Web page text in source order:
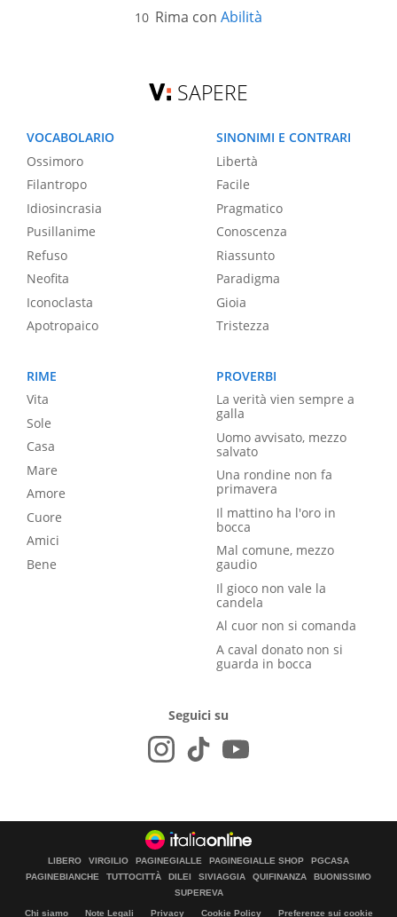
Rima con Abilità
SAPERE
VOCABOLARIO
Ossimoro
Filantropo
Idiosincrasia
Pusillanime
Refuso
Neofita
Iconoclasta
Apotropaico
SINONIMI E CONTRARI
Libertà
Facile
Pragmatico
Conoscenza
Riassunto
Paradigma
Gioia
Tristezza
RIME
Vita
Sole
Casa
Mare
Amore
Cuore
Amici
Bene
PROVERBI
La verità vien sempre a
galla
Uomo avvisato, mezzo
salvato
Una rondine non fa
primavera
Il mattino ha l'oro in
bocca
Mal comune, mezzo
gaudio
Il gioco non vale la
candela
Al cuor non si comanda
A caval donato non si
guarda in bocca
Seguici su
LIBERO VIRGILIO PAGINEGIALLE PAGINEGIALLE SHOP
PGCASA
PAGINEBIANCHE
TUTTOCITTÀ DILEI SIVIAGGIA QUIFINANZA
BUONISSIMO
SUPEREVA
Chi siamo Note Legali Privacy Cookie Policy Preferenze sui cookie